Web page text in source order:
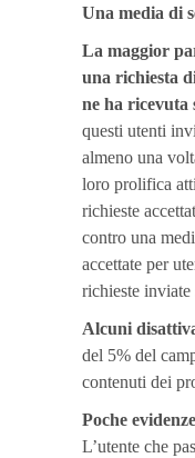
Una media di
La maggior
una richiesta
ne ha ricevuta
questi utenti
almeno una
loro prolifica
richieste
contro una
accettate per
richieste inviate
Alcuni
del 5% del
contenuti dei
Poche
L’utente che